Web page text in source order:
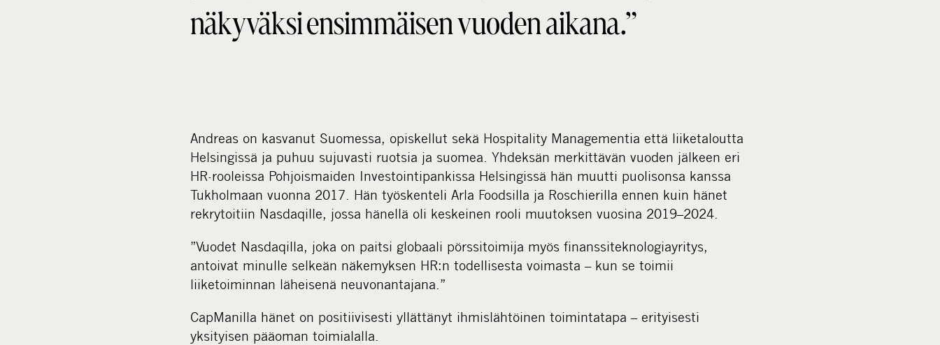
näkyväksi ensimmäisen vuoden aikana.”
Andreas on kasvanut Suomessa, opiskellut sekä Hospitality Managementia että liiketaloutta
Helsingissä ja puhuu sujuvasti ruotsia ja suomea. Yhdeksän merkittävän vuoden jälkeen eri
HR-rooleissa Pohjoismaiden Investointipankissa Helsingissä hän muutti puolisonsa kanssa
Tukholmaan vuonna 2017. Hän työskenteli Arla Foodsilla ja Roschierilla ennen kuin hänet
rekrytoitiin Nasdaqille, jossa hänellä oli keskeinen rooli muutoksen vuosina 2019–2024.
”Vuodet Nasdaqilla, joka on paitsi globaali pörssitoimija myös finanssiteknologiayritys,
antoivat minulle selkeän näkemyksen HR:n todellisesta voimasta – kun se toimii
liiketoiminnan läheisenä neuvonantajana.”
CapManilla hänet on positiivisesti yllättänyt ihmislähtöinen toimintatapa – erityisesti
yksityisen pääoman toimialalla.